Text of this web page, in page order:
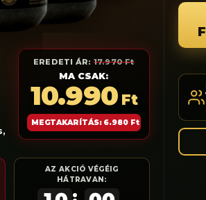
Kosár
Pénztár
EREDETI ÁR:17.970 Ft
MA CSAK:
10.990 Ft
MEGTAKARÍTÁS: 6.980 Ft
AZ AKCIÓ VÉGÉIG
HÁTRAVAN: